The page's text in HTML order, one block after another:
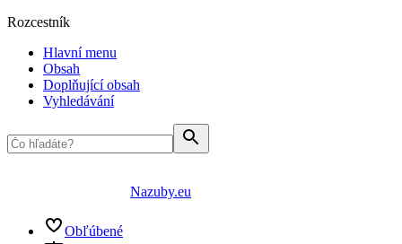
Rozcestník
Hlavní menu
Obsah
Doplňující obsah
Vyhledávání
Nazuby.eu
Obľúbené